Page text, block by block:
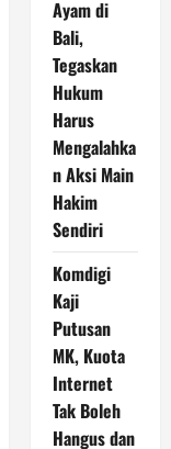
Ayam di
Bali,
Tegaskan
Hukum
Harus
Mengalahka
n Aksi Main
Hakim
Sendiri
Komdigi
Kaji
Putusan
MK, Kuota
Internet
Tak Boleh
Hangus dan